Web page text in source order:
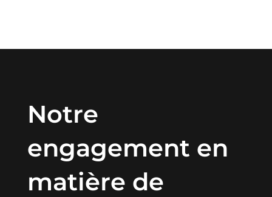
Notre
engagement en
matière de